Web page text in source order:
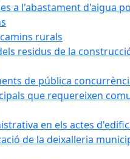
a l'abastament d'aigua
rurals
residus de la
de pública
que requereixen
en els actes
de la deixalleria